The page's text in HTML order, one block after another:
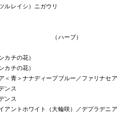
ルレイシ）ニガウリ
クチー （ハーブ）
チの花）
チの花）
青＞ナナディープブルー／ファリナセア
ンス
ンス
アントホワイト（大輪咲）／デプラデニア